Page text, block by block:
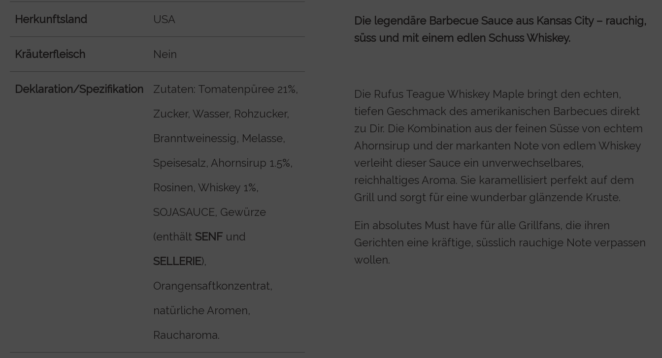
Herkunftsland USA
Kräuterfleisch Nein
Deklaration/Spezifikation
Zutaten: Tomatenpüree 21%,
Zucker, Wasser, Rohzucker,
Branntweinessig, Melasse,
Speisesalz, Ahornsirup 1.5%,
Rosinen, Whiskey 1%,
SOJASAUCE, Gewürze
(enthält SENF und
SELLERIE),
Orangensaftkonzentrat,
natürliche Aromen,
Raucharoma.
Die legendäre Barbecue Sauce aus Kansas City – rauchig,
süss und mit einem edlen Schuss Whiskey.
Die Rufus Teague Whiskey Maple bringt den echten,
tiefen Geschmack des amerikanischen Barbecues direkt
zu Dir. Die Kombination aus der feinen Süsse von echtem
Ahornsirup und der markanten Note von edlem Whiskey
verleiht dieser Sauce ein unverwechselbares,
reichhaltiges Aroma. Sie karamellisiert perfekt auf dem
Grill und sorgt für eine wunderbar glänzende Kruste.
Ein absolutes Must have für alle Grillfans, die ihren
Gerichten eine kräftige, süsslich rauchige Note verpassen
wollen.